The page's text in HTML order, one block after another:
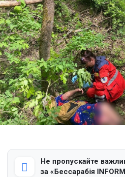
Не пропускайте
за «Бессарабія